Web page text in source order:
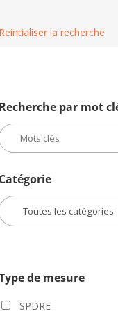
Reintialiser la recherche
Recherche par mot
Catégorie
de mesure
SPDRE